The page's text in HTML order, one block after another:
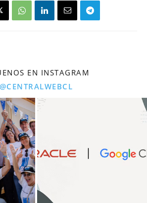
EN INSTAGRAM
@CENTRALWEBCL